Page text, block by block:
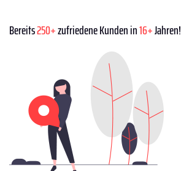
Bereits250+zufriedene Kunden in16+Jahren!